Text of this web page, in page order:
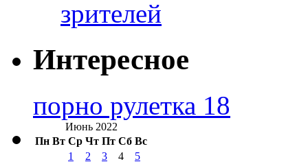
зрителей
Интересное
порно рулетка 18
Июнь 2022
Пн Вт Ср Чт Пт Сб Вс
1 2 3 4
5